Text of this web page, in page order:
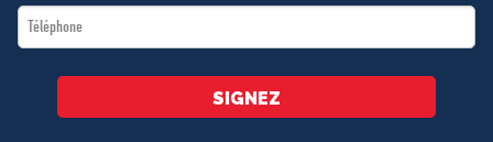
Téléphone
*
SIGNEZ